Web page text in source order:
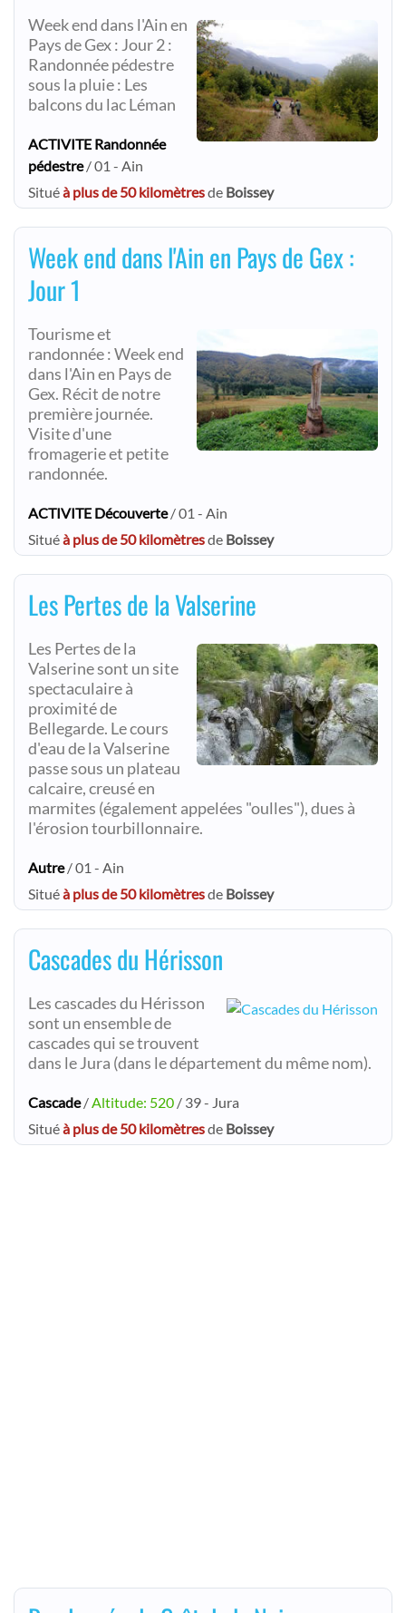
Week end dans l'Ain en
Pays de Gex : Jour 2 :
Randonnée pédestre
sous la pluie : Les
balcons du lac Léman
ACTIVITE Randonnée
pédestre/ 01 - Ain
Situéà plus de 50 kilomètresde Boissey
Week end dans l'Ain en Pays de Gex :
Jour 1
Tourisme et
randonnée : Week end
dans l'Ain en Pays de
Gex. Récit de notre
première journée.
Visite d'une
fromagerie et petite
randonnée.
ACTIVITE Découverte/ 01 - Ain
Situéà plus de 50 kilomètresde Boissey
Les Pertes de la Valserine
Les Pertes de la
Valserine sont un site
spectaculaire à
proximité de
Bellegarde. Le cours
d'eau de la Valserine
passe sous un plateau
calcaire, creusé en
marmites (également appelées "oulles"), dues à
l'érosion tourbillonnaire.
Autre/ 01 - Ain
Situéà plus de 50 kilomètresde Boissey
Cascades du Hérisson
Les cascades du Hérisson
sont un ensemble de
cascades qui se trouvent
dans le Jura (dans le département du même nom).
Cascade/Altitude: 520 / 39 - Jura
Situéà plus de 50 kilomètresde Boissey